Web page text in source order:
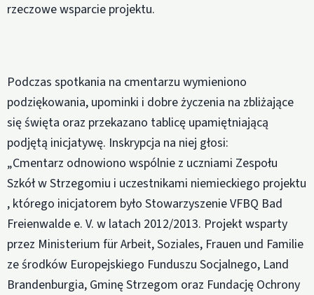
rzeczowe wsparcie projektu.
Podczas spotkania na cmentarzu wymieniono
podziękowania, upominki i dobre życzenia na zbliżające
się święta oraz przekazano tablicę upamiętniającą
podjętą inicjatywę. Inskrypcja na niej głosi:
„Cmentarz odnowiono wspólnie z uczniami Zespołu
Szkół w Strzegomiu i uczestnikami niemieckiego projektu
, którego inicjatorem było Stowarzyszenie VFBQ Bad
Freienwalde e. V. w latach 2012/2013. Projekt wsparty
przez Ministerium für Arbeit, Soziales, Frauen und Familie
ze środków Europejskiego Funduszu Socjalnego, Land
Brandenburgia, Gminę Strzegom oraz Fundację Ochrony